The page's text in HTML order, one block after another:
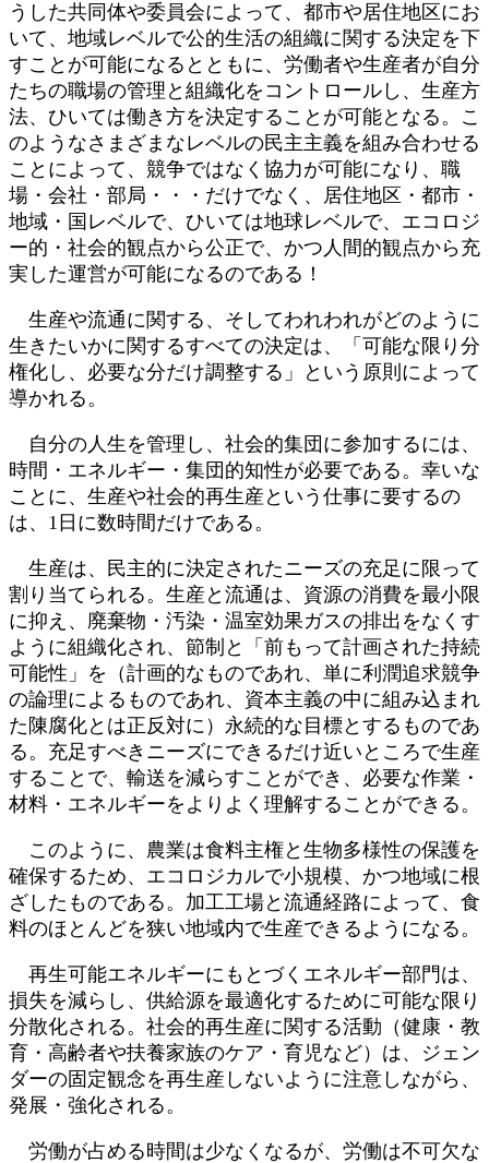
うした共同体や委員会によって、都市や居住地区にお
いて、地域レベルで公的生活の組織に関する決定を下
すことが可能になるとともに、労働者や生産者が自分
たちの職場の管理と組織化をコントロールし、生産方
法、ひいては働き方を決定することが可能となる。こ
のようなさまざまなレベルの民主主義を組み合わせる
ことによって、競争ではなく協力が可能になり、職
場・会社・部局・・・だけでなく、居住地区・都市・
地域・国レベルで、ひいては地球レベルで、エコロジ
ー的・社会的観点から公正で、かつ人間的観点から充
実した運営が可能になるのである！
生産や流通に関する、そしてわれわれがどのように
生きたいかに関するすべての決定は、「可能な限り分
権化し、必要な分だけ調整する」という原則によって
導かれる。
自分の人生を管理し、社会的集団に参加するには、
時間・エネルギー・集団的知性が必要である。幸いな
ことに、生産や社会的再生産という仕事に要するの
は、1日に数時間だけである。
生産は、民主的に決定されたニーズの充足に限って
割り当てられる。生産と流通は、資源の消費を最小限
に抑え、廃棄物・汚染・温室効果ガスの排出をなくす
ように組織化され、節制と「前もって計画された持続
可能性」を（計画的なものであれ、単に利潤追求競争
の論理によるものであれ、資本主義の中に組み込まれ
た陳腐化とは正反対に）永続的な目標とするものであ
る。充足すべきニーズにできるだけ近いところで生産
することで、輸送を減らすことができ、必要な作業・
材料・エネルギーをよりよく理解することができる。
このように、農業は食料主権と生物多様性の保護を
確保するため、エコロジカルで小規模、かつ地域に根
ざしたものである。加工工場と流通経路によって、食
料のほとんどを狭い地域内で生産できるようになる。
再生可能エネルギーにもとづくエネルギー部門は、
損失を減らし、供給源を最適化するために可能な限り
分散化される。社会的再生産に関する活動（健康・教
育・高齢者や扶養家族のケア・育児など）は、ジェン
ダーの固定観念を再生産しないように注意しながら、
発展・強化される。
労働が占める時間は少なくなるが、労働は不可欠な